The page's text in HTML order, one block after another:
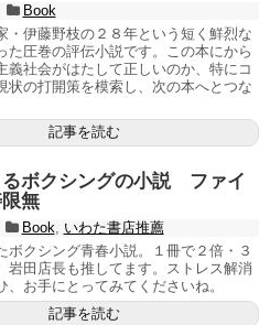
Book
・伊藤野枝の２８年という短く鮮烈な
た圧巻の評伝小説です。この本にから
義社会がはたして正しいのか、特にコ
状の打開策を模索し、次の本へとつな
記事を読む
ボクシングの小説 ファイ
無
Book
いわた書店推薦
ボクシング青春小説。１冊で２倍・３
岩田店長も推してます。ストレス解消
、お手にとってみてくださいね。
記事を読む